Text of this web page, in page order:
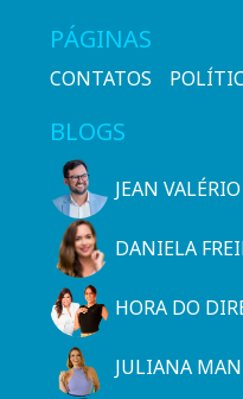
PÁGINAS
CONTATOS
BLOGS
JEAN VALÉRIO
DANIELA
HORA DO
JULIANA